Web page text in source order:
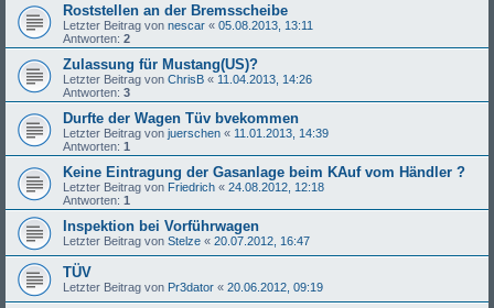
Roststellen an der Bremsscheibe
Letzter Beitrag von nescar « 05.08.2013, 13:11
Antworten: 2
Zulassung für Mustang(US)?
Letzter Beitrag von ChrisB « 11.04.2013, 14:26
Antworten: 3
Durfte der Wagen Tüv bvekommen
Letzter Beitrag von juerschen « 11.01.2013, 14:39
Antworten: 1
Keine Eintragung der Gasanlage beim KAuf vom Händler ?
Letzter Beitrag von Friedrich « 24.08.2012, 12:18
Antworten: 1
Inspektion bei Vorführwagen
Letzter Beitrag von Stelze « 20.07.2012, 16:47
TÜV
Letzter Beitrag von Pr3dator « 20.06.2012, 09:19